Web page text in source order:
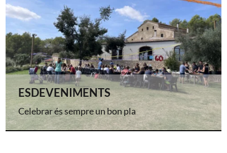
ESDEVENIMENTS
Celebrar és sempre un bon pla